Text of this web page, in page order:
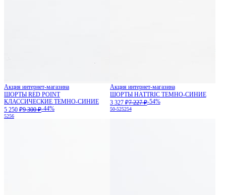
Акция интернет-магазина
ШОРТЫ RED POINT
КЛАССИЧЕСКИЕ ТЕМНО-СИНИЕ
5 250 ₽9 300 ₽-44%
5256
Акция интернет-магазина
ШОРТЫ HATTRIC ТЕМНО-СИНИЕ
3 327 ₽7 227 ₽-54%
50-525254